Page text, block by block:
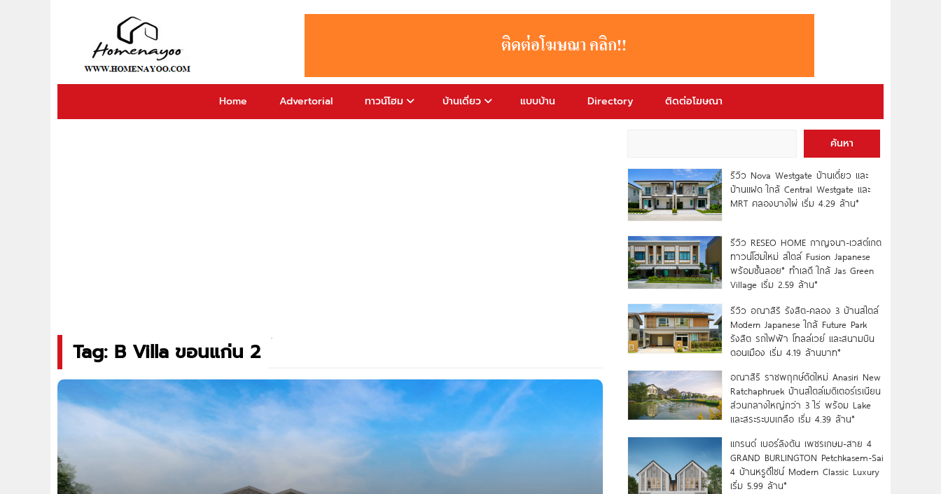
Home Advertorial ทาวน์โฮม บ้านเดี่ยว แบบบ้าน Directory ติดต่อโฆษณา
Tag: B Villa ขอนแก่น 2
ค้นหา
รีวิว Nova Westgate บ้านเดี่ยว และ
บ้านแฝด ใกล้ Central Westgate และ
MRT คลองบางไผ่ เริ่ม 4.29 ล้าน*
รีวิว RESEO HOME กาญจนา-เวสต์เกต
ทาวน์โฮมใหม่ สไตล์ Fusion Japanese
พร้อมชั้นลอย* ทำเลดี ใกล้ Jas Green
Village เริ่ม 2.59 ล้าน*
รีวิว อณาสิริ รังสิต-คลอง 3 บ้านสไตล์
Modern Japanese ใกล้ Future Park
รังสิต รถไฟฟ้า โทลล์เวย์ และสนามบิน
ดอนเมือง เริ่ม 4.19 ล้านบาท*
อณาสิริ ราชพฤกษ์ตัดใหม่ Anasiri New
Ratchaphruek บ้านสไตล์เมดิเตอร์เรเนียน
ส่วนกลางใหญ่กว่า 3 ไร่ พร้อม Lake
และสระระบบเกลือ เริ่ม 4.39 ล้าน*
แกรนด์ เบอร์ลิงตัน เพชรเกษม-สาย 4
GRAND BURLINGTON Petchkasem-Sai
4 บ้านหรูดีไซน์ Modern Classic Luxury
เริ่ม 5.99 ล้าน*